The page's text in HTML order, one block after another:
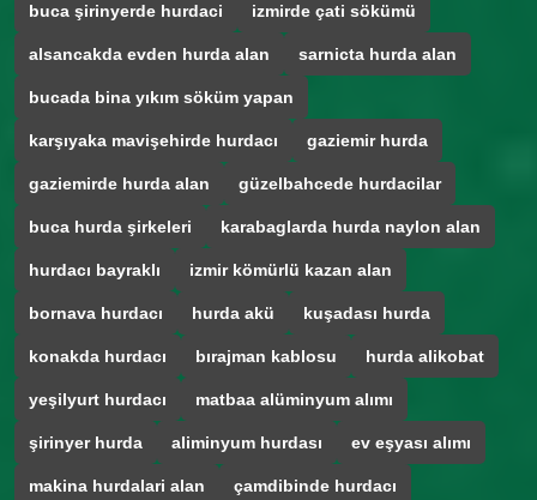
buca şirinyerde hurdaci izmirde çati sökümü
alsancakda evden hurda alan sarnicta hurda alan
bucada bina yıkım söküm yapan
karşıyaka mavişehirde hurdacı gaziemir hurda
gaziemirde hurda alan güzelbahcede hurdacilar
buca hurda şirkeleri karabaglarda hurda naylon alan
hurdacı bayraklı izmir kömürlü kazan alan
bornava hurdacı hurda akü kuşadası hurda
konakda hurdacı bırajman kablosu hurda alikobat
yeşilyurt hurdacı matbaa alüminyum alımı
şirinyer hurda aliminyum hurdası ev eşyası alımı
makina hurdalari alan çamdibinde hurdacı